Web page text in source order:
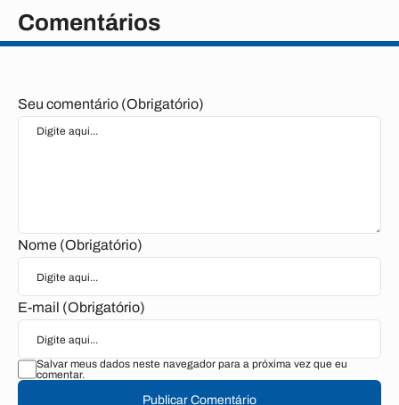
Comentários
Seu comentário (Obrigatório)
Nome (Obrigatório)
E-mail (Obrigatório)
Salvar meus dados neste navegador para a próxima vez que eu
comentar.
Publicar Comentário